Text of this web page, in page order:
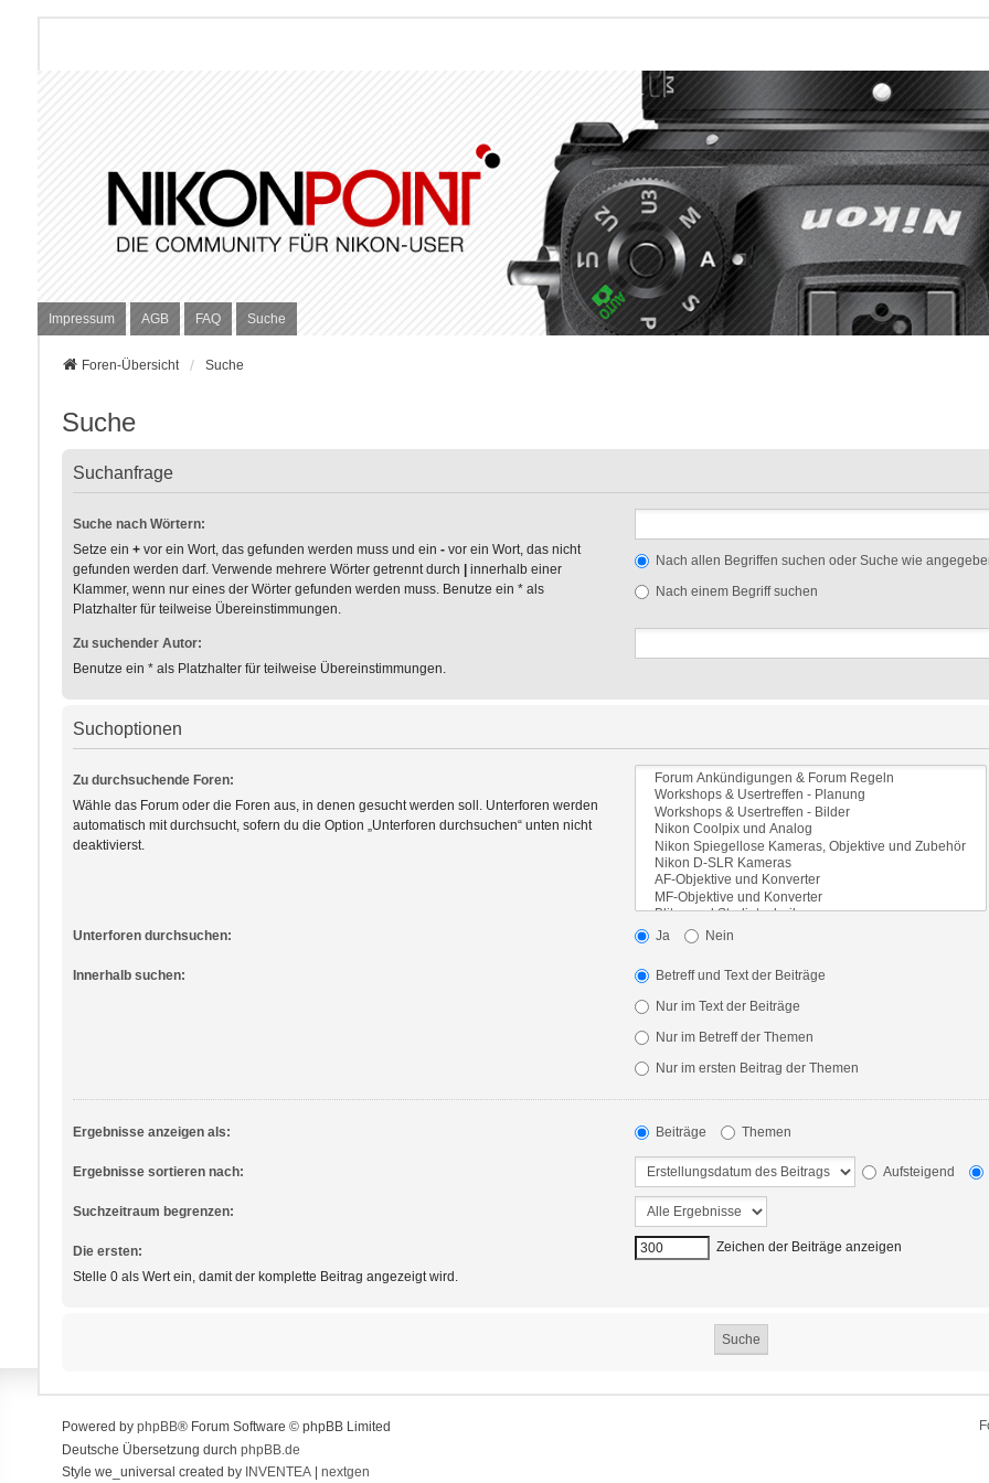
Impressum AGB FAQ Suche
Foren-Übersicht Suche
Suche
Suchanfrage
Suche nach Wörtern:
Setze ein +vor ein Wort, das gefunden werden muss und ein -vor ein Wort, das nicht
gefunden werden darf. Verwende mehrere Wörter getrennt durch
innerhalb einer
Klammer, wenn nur eines der Wörter gefunden werden muss. Benutze ein * als
Platzhalter für teilweise Übereinstimmungen.
Nach allen Begriffen suchen oder Suche wie
Nach einem Begriff suchen
Zu suchender Autor:
Benutze ein * als Platzhalter für teilweise Übereinstimmungen.
Suchoptionen
Zu durchsuchende Foren:
Wähle das Forum oder die Foren aus, in denen gesucht werden soll. Unterforen werden
automatisch mit durchsucht, sofern du die Option „Unterforen durchsuchen“ unten nicht
deaktivierst.
Unterforen durchsuchen: Ja Nein
Innerhalb suchen:
Betreff und Text der Beiträge
Nur im Text der Beiträge
Nur im Betreff der Themen
Nur im ersten Beitrag der Themen
Ergebnisse anzeigen als: Beiträge Themen
Ergebnisse sortieren nach: Aufsteigend
Suchzeitraum begrenzen:
Die ersten:
Stelle 0 als Wert ein, damit der komplette Beitrag angezeigt wird.
Zeichen der Beiträge anzeigen
Powered by phpBB® Forum Software © phpBB Limited
Deutsche Übersetzung durch phpBB.de
Style we_universal created by INVENTEA| nextgen